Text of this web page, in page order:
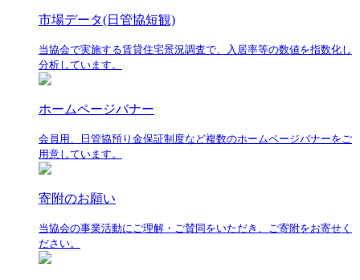
市場データ(日管協短観)
当協会で実施する賃貸住宅景況調査で、入居率等の数値を指数化し
分析しています。
ホームページバナー
会員用、日管協預り金保証制度など複数のホームページバナーをご
用意しています。
寄附のお願い
当協会の事業活動にご理解・ご賛同をいただき、ご寄附をお寄せく
ださい。